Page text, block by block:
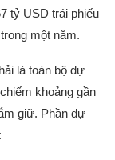
tỷ USD trái phiếu
một năm.
là toàn bộ dự
khoảng gần
giữ. Phần dự